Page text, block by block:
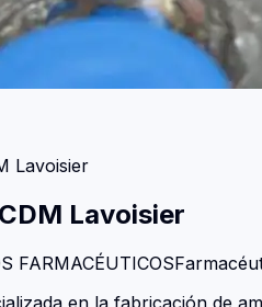
Lavoisier
CDM Lavoisier
FARMACÉUTICOS
en la fabricación de